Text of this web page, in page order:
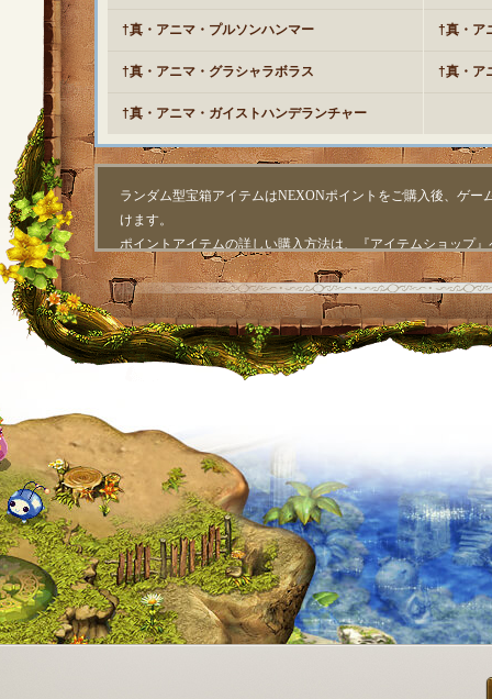
†真・アニマ・プルソンハンマー †真・ア
†真・アニマ・グラシャラボラス †真・ア
†真・アニマ・ガイストハンデランチャー
ランダム型宝箱アイテムはNEXONポイントをご購入後、ゲ
けます。
ポイントアイテムの詳しい購入方法は、『アイテムショップ